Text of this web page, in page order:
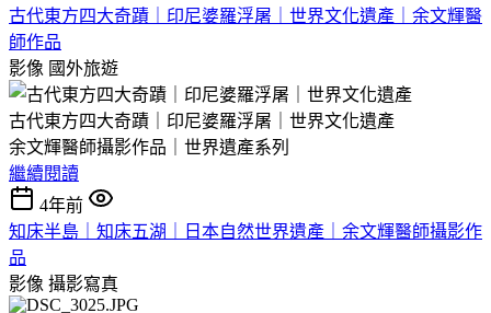
古代東方四大奇蹟｜印尼婆羅浮屠｜世界文化遺產｜余文輝醫
師作品
影像 國外旅遊
古代東方四大奇蹟｜印尼婆羅浮屠｜世界文化遺產
余文輝醫師攝影作品｜世界遺產系列
繼續閱讀
4年前
知床半島｜知床五湖｜日本自然世界遺產｜余文輝醫師攝影作
品
影像 攝影寫真